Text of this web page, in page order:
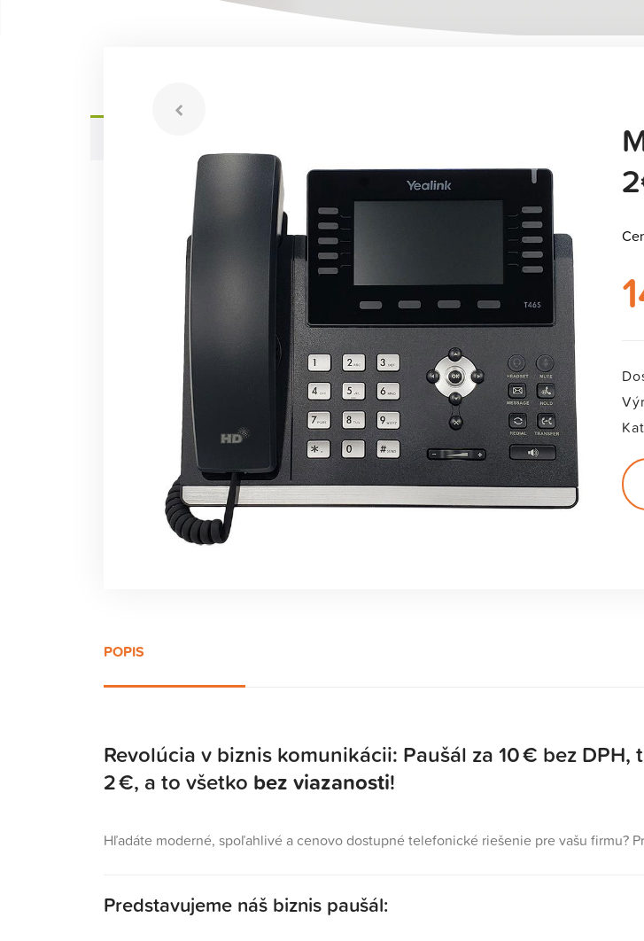
Produkt „Mesačný paušal s telefónom za 2€“
POPIS
Revolúcia v biznis komunikácii: Paušál za 10 € bez DPH,
2 €, a to všetko bez viazanosti!
Hľadáte moderné, spoľahlivé a cenovo dostupné telefonické riešenie pre vašu firmu?
Predstavujeme náš biznis paušál: